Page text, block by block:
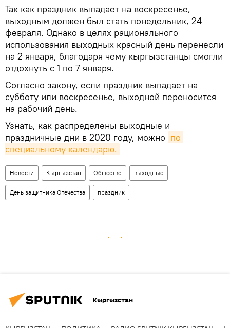
Так как праздник выпадает на воскресенье,
выходным должен был стать понедельник, 24
февраля. Однако в целях рационального
использования выходных красный день перенесли
на 2 января, благодаря чему кыргызстанцы смогли
отдохнуть с 1 по 7 января.
Согласно закону, если праздник выпадает на
субботу или воскресенье, выходной переносится
на рабочий день.
Узнать, как распределены выходные и
праздничные дни в 2020 году, можно по
специальному календарю.
Новости Кыргызстан Общество выходные
День защитника Отечества праздник
Кыргызстан